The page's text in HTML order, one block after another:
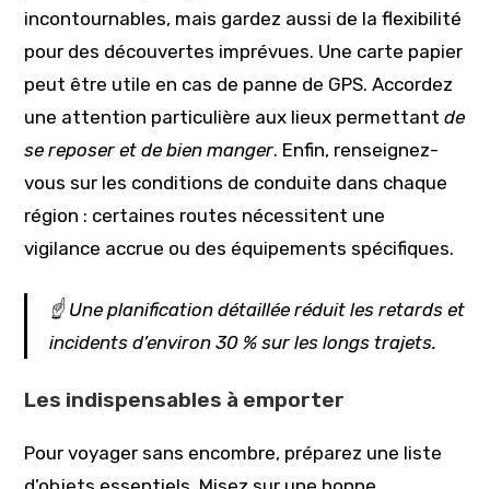
incontournables, mais gardez aussi de la flexibilité
pour des découvertes imprévues. Une carte papier
peut être utile en cas de panne de GPS. Accordez
une attention particulière aux lieux permettantde
se reposer et de bien manger. Enfin, renseignez-
vous sur les conditions de conduite dans chaque
région : certaines routes nécessitent une
vigilance accrue ou des équipements spécifiques.
☝️ Une planification détaillée réduit les retards et
incidents d’environ 30 % sur les longs trajets.
Les indispensables à emporter
Pour voyager sans encombre, préparez une liste